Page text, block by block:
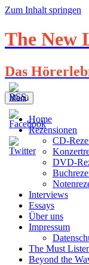
Zum Inhalt springen
The New
Das
Menü
Home
Rezensionen
CD-
DVD-
Interviews
Essays
Über uns
Impressum
The Must
Beyond the